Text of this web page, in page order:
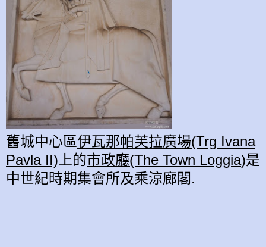
舊城中心區伊瓦那帕芙拉廣場(Trg Ivana
Pavla II) 上的市政廳(The Town Loggia)是
中世紀時期集會所及乘涼廊閣.